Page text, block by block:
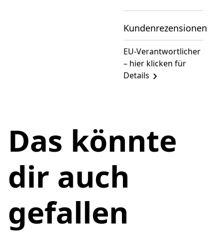
Kundenrezensionen
EU-Verantwortlicher
– hier klicken für
Details
Das könnte
dir auch
gefallen